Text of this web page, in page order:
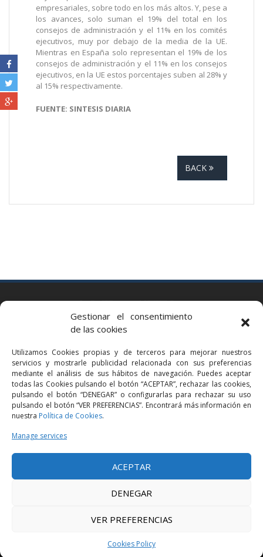
Gestionar el consentimiento
de las cookies
Utilizamos Cookies propias y de terceros para mejorar nuestros
servicios y mostrarle publicidad relacionada con sus preferencias
mediante el análisis de sus hábitos de navegación. Puedes aceptar
todas las Cookies pulsando el botón “ACEPTAR”, rechazar las cookies,
pulsando el botón “DENEGAR” o configurarlas para rechazar su uso
pulsando el botón “VER PREFERENCIAS”. Encontrará más información en
nuestra Política de Cookies.
Manage services
ACEPTAR
DENEGAR
VER PREFERENCIAS
Cookies Policy
empresariales, sobre todo en los más altos. Y, pese a
los avances, solo suman el 19% del total en los
consejos de administración y el 11% en los comités
ejecutivos, muy por debajo de la media de la UE.
Mientras en España solo representan el 19% de los
consejos de administración y el 11% en los consejos
ejecutivos, en la UE estos porcentajes suben al 28% y
al 15% respectivamente.
FUENTE: SINTESIS DIARIA
BACK
Via Augusta 2 bis, 3º, 08006 Barcelona
bcn@bellavistalegal.eu
GRANOLLERS
C/ Sant Jaume, 16 1r, 08401 Granollers (Bcn)
+34 93 860 39 60
grn@bellavistalegal.eu
MADRID
C/ Serrano 114, 2º izq. 28006 Madrid.
+34 91 431 98 21 | +34 91 431 98 95
mad@bellavistalegal.eu
© 2016 Bellavista Legal - All rights reserved -Legal Notice
Design: